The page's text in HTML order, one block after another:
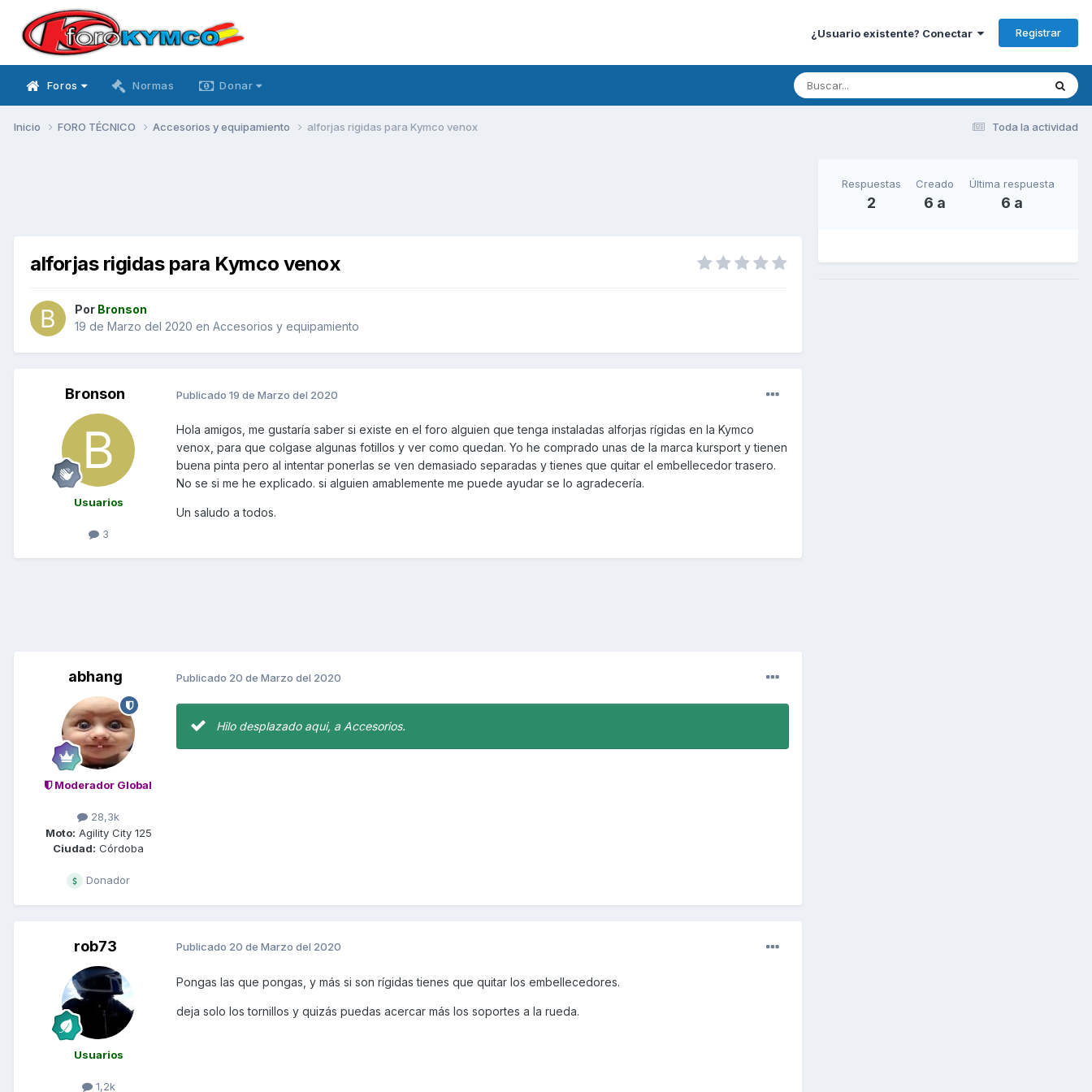
¿Usuario existente? Conectar Registrar
Foros Normas Donar
Toda la actividad
Inicio FORO TÉCNICO Accesorios y equipamiento alforjas rigidas para Kymco venox
alforjas rigidas para Kymco venox
Por Bronson
19 de Marzo del 2020 en Accesorios y equipamiento
Bronson
Usuarios
3
Publicado 19 de Marzo del 2020
Hola amigos, me gustaría saber si existe en el foro alguien que tenga instaladas alforjas rígidas en la Kymco
venox, para que colgase algunas fotillos y ver como quedan. Yo he comprado unas de la marca kursport y tienen
buena pinta pero al intentar ponerlas se ven demasiado separadas y tienes que quitar el embellecedor trasero.
No se si me he explicado. si alguien amablemente me puede ayudar se lo agradecería.
Un saludo a todos.
abhang
Moderador Global
28,3k
Moto: Agility City 125
Ciudad: Córdoba
Donador
Publicado 20 de Marzo del 2020
Hilo desplazado aqui, a Accesorios.
rob73
Usuarios
1,2k
Publicado 20 de Marzo del 2020
Pongas las que pongas, y más si son rígidas tienes que quitar los embellecedores.
deja solo los tornillos y quizás puedas acercar más los soportes a la rueda.
Respuestas
2
Creado
6 a
Última respuesta
6 a